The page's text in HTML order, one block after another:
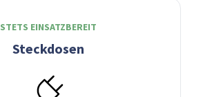
STETS EINSATZBEREIT
Steckdosen